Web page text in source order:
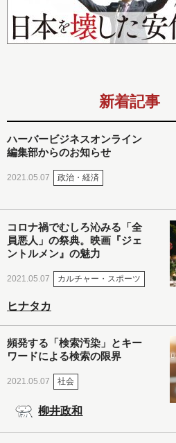
新着記事
ハーバービジネスオンライン
編集部からのお知らせ
2021.05.07 政治・経済
コロナ禍でむしろ沁みる「全
員悪人」の祭典。映画『ジェ
ントルメン』の魅力
2021.05.07 カルチャー・スポーツ
ヒナタカ
頻発する「検索汚染」とキー
ワードによる検索の限界
2021.05.07 社会
柳井政和